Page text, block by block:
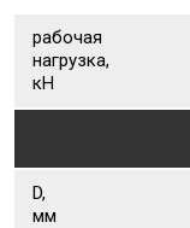
рабочая
нагрузка,
кН
D,
мм